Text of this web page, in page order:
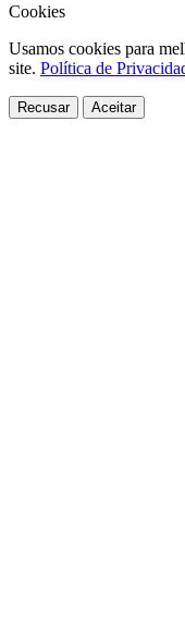
Cookies
Usamos cookies para
site. Política de
Recusar Aceitar